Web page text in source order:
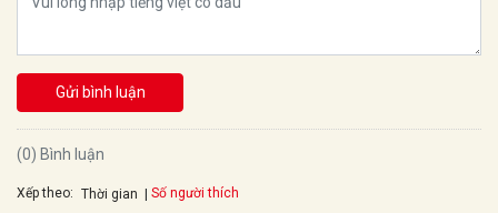
Gửi bình luận
(0) Bình luận
Xếp theo: Thời gian Số người thích